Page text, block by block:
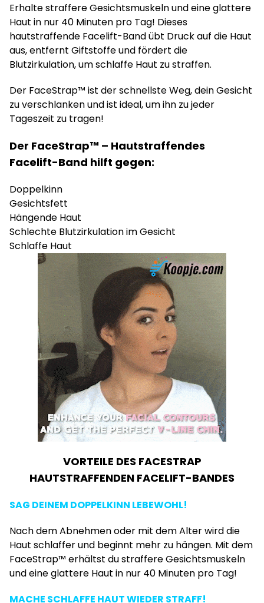
Erhalte straffere Gesichtsmuskeln und eine glattere
Haut in nur 40 Minuten pro Tag! Dieses
hautstraffende Facelift-Band übt Druck auf die Haut
aus, entfernt Giftstoffe und fördert die
Blutzirkulation, um schlaffe Haut zu straffen.
Der FaceStrap™ ist der schnellste Weg, dein Gesicht
zu verschlanken und ist ideal, um ihn zu jeder
Tageszeit zu tragen!
Der FaceStrap™ – Hautstraffendes
Facelift-Band hilft gegen:
Doppelkinn
Gesichtsfett
Hängende Haut
Schlechte Blutzirkulation im Gesicht
Schlaffe Haut
VORTEILE DES FACESTRAP
HAUTSTRAFFENDEN FACELIFT-BANDES
SAG DEINEM DOPPELKINN LEBEWOHL!
Nach dem Abnehmen oder mit dem Alter wird die
Haut schlaffer und beginnt mehr zu hängen. Mit dem
FaceStrap™ erhältst du straffere Gesichtsmuskeln
und eine glattere Haut in nur 40 Minuten pro Tag!
MACHE SCHLAFFE HAUT WIEDER STRAFF!